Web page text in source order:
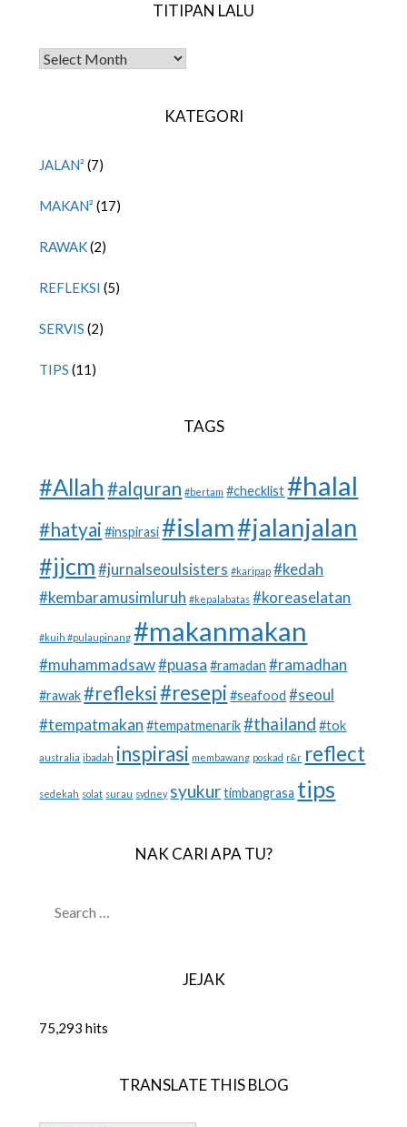
TITIPAN LALU
TITIPAN LALU
KATEGORI
JALAN² (7)
MAKAN² (17)
RAWAK(2)
REFLEKSI (5)
SERVIS (2)
TIPS (11)
TAGS
#Allah #alquran #bertam #checklist #halal
#hatyai #inspirasi #islam#jalanjalan
#jjcm #jurnalseoulsisters #karipap #kedah
#kembaramusimluruh #kepalabatas #koreaselatan
#kuih #pulaupinang #makanmakan
#muhammadsaw#puasa #ramadan #ramadhan
#rawak #refleksi#resepi #seafood #seoul
#tempatmakan #tempatmenarik #thailand #tok
australia ibadah inspirasi membawang poskad r&r reflect
sedekah solat surau sydney syukur timbangrasa tips
NAK CARI APA TU?
FOR:
JEJAK
75,293 hits
TRANSLATE THIS BLOG